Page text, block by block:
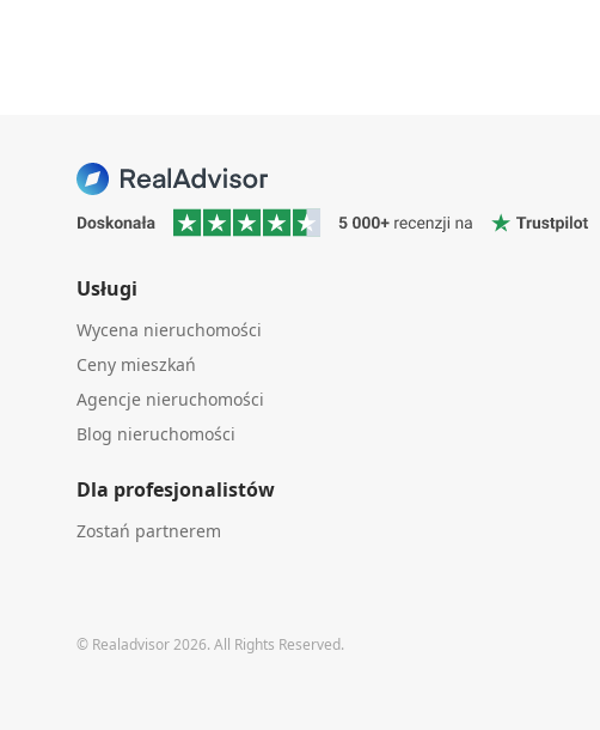
Usługi
Wycena nieruchomości
Ceny mieszkań
Agencje nieruchomości
Blog nieruchomości
Dla profesjonalistów
Zostań partnerem
© Realadvisor 2026. All Rights Reserved.